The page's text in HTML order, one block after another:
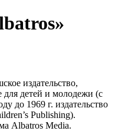
издательство,
для детей и молодежи (с
до 1969 г. издательство
Publishing).
Albatros Media.